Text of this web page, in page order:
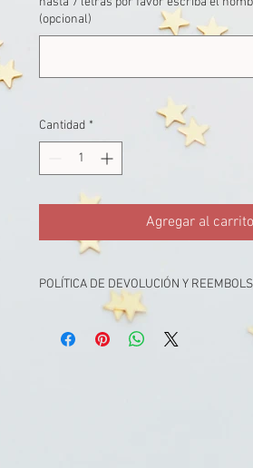
(opcional)
Cantidad *
Agregar al carrito
POLÍTICA DE DEVOLUCIÓN Y
No se aceptan devoluciones.